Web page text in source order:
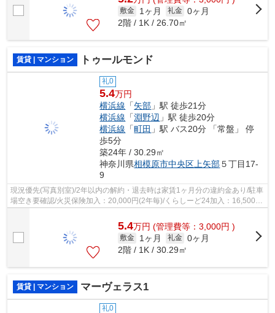
敷金 1ヶ月 礼金 0ヶ月
2階 / 1K / 26.70㎡
賃貸 | マンション トゥールモンド
礼0
5.4万円
横浜線 「矢部 」駅 徒歩21分
横浜線 「淵野辺 」駅 徒歩20分
横浜線 「町田 」駅 バス20分 「常盤」 停
歩5分
築24年 / 30.29㎡
神奈川県相模原市中央区 上矢部５丁目17-
9
現況優先(写真別室)/2年以内の解約・退去時は家賃1ヶ月分の違約金あり/駐車
場空き要確認/火災保険加入：20,000円(2年毎)/くらしーど24加入：16,500円
5.4万円 (管理費等：3,000円 )
敷金 1ヶ月 礼金 0ヶ月
2階 / 1K / 30.29㎡
賃貸 | マンション マーヴェラス1
礼0